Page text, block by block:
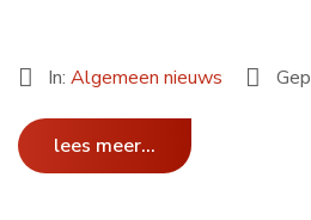
In:Algemeen nieuws
lees meer...